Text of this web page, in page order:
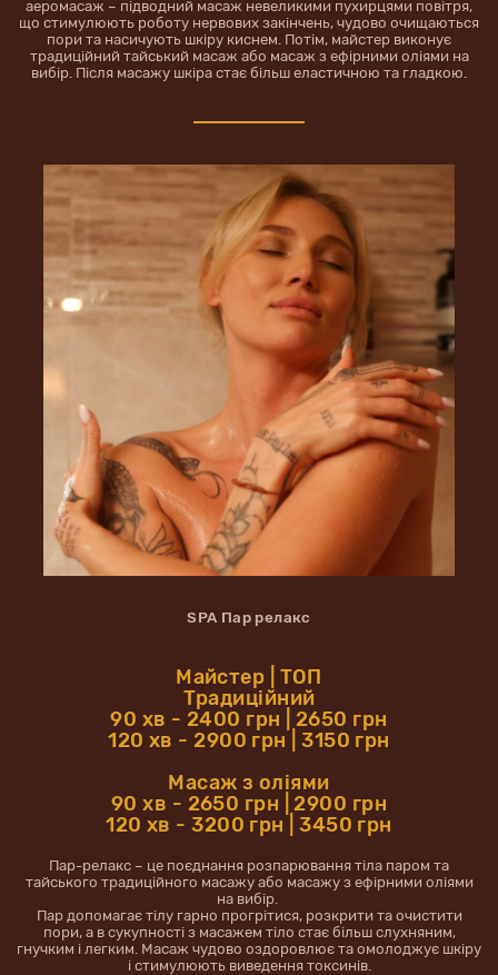
аеромасаж – підводний масаж невеликими пухирцями повітря,
що стимулюють роботу нервових закінчень, чудово очищаються
пори та насичують шкіру киснем. Потім, майстер виконує
традиційний тайський масаж або масаж з ефірними оліями на
вибір. Після масажу шкіра стає більш еластичною та гладкою.
SPA Пар релакс
Майстер | ТОП
Традиційний
90 хв - 2400 грн | 2650 грн
120 хв - 2900 грн | 3150 грн
Масаж з оліями
90 хв - 2650 грн | 2900 грн
120 хв - 3200 грн | 3450 грн
Пар-релакс – це поєднання розпарювання тіла паром та
тайського традиційного масажу або масажу з ефірними оліями
на вибір.
Пар допомагає тілу гарно прогрітися, розкрити та очистити
пори, а в сукупності з масажем тіло стає більш слухняним,
гнучким і легким. Масаж чудово оздоровлює та омолоджує шкіру
і стимулюють виведення токсинів.